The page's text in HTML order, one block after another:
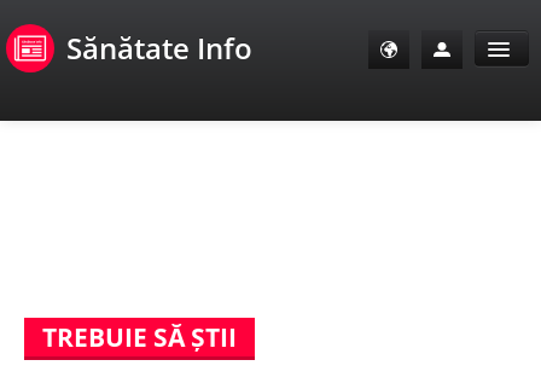
Sănătate Info
E-Sănătate Pacienți
TREBUIE SĂ ȘTII